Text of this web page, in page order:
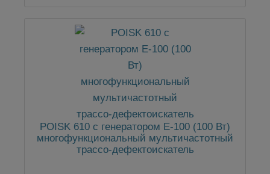
POISK 610 с генератором Е-100 (100 Вт)
многофункциональный мультичастотный
трассо-дефектоискатель